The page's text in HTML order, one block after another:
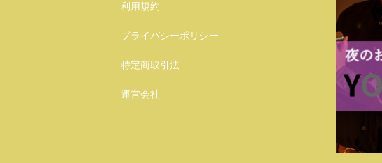
利用規約
プライバシーポリシー
特定商取引法
運営会社